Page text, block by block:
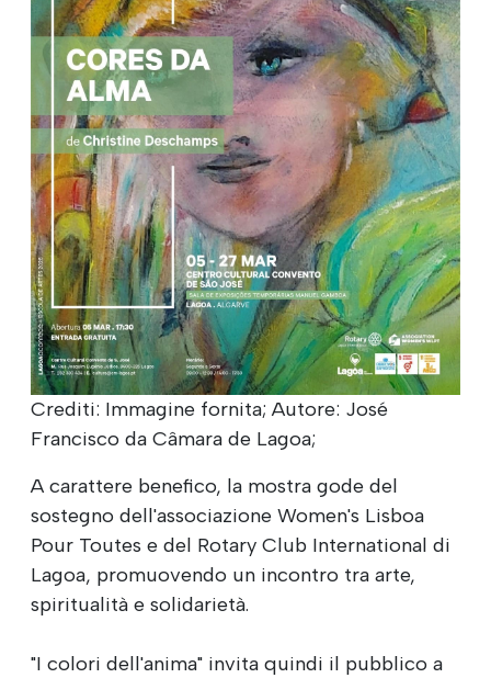
Crediti: Immagine fornita; Autore: José
Francisco da Câmara de Lagoa;
A carattere benefico, la mostra gode del
sostegno dell'associazione Women's Lisboa
Pour Toutes e del Rotary Club International di
Lagoa, promuovendo un incontro tra arte,
spiritualità e solidarietà.
"I colori dell'anima" invita quindi il pubblico a